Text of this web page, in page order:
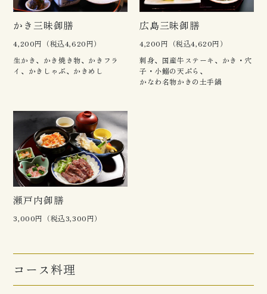
かき三昧御膳
4,200円（税込4,620円）
生かき、かき焼き物、かきフラ
イ、かきしゃぶ、かきめし
広島三昧御膳
4,200円（税込4,620円）
刺身、国産牛ステーキ、かき・穴
子・小鰯の天ぷら、
かなわ名物かきの土手鍋
瀬戸内御膳
3,000円（税込3,300円）
コース料理